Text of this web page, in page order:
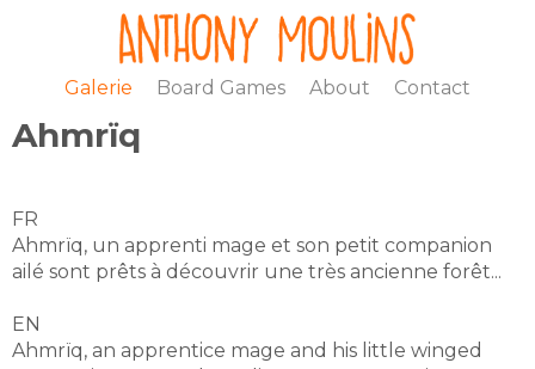
Galerie Board Games About Contact
Ahmrïq
FR
Ahmrïq, un apprenti mage et son petit companion
ailé sont prêts à découvrir une très ancienne forêt...
EN
Ahmrïq, an apprentice mage and his little winged